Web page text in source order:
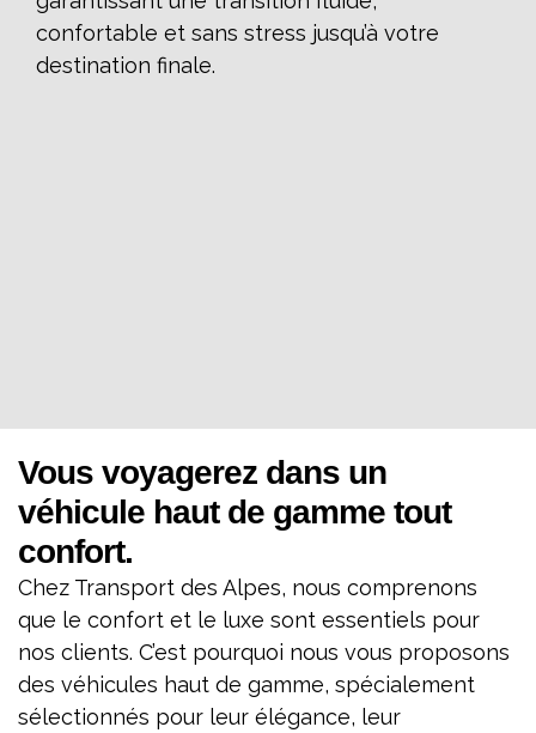
confortable et sans stress jusqu’à votre
destination finale.
Vous voyagerez dans un
véhicule haut de gamme tout
confort.
Chez Transport des Alpes, nous comprenons
que le confort et le luxe sont essentiels pour
nos clients. C’est pourquoi nous vous proposons
des véhicules haut de gamme, spécialement
sélectionnés pour leur élégance, leur